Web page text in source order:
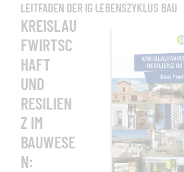
LEITFADEN DER IG LEBENSZYKLUS BAU
KREISLAU
FWIRTSC
HAFT
UND
RESILIEN
Z IM
BAUWESE
N: